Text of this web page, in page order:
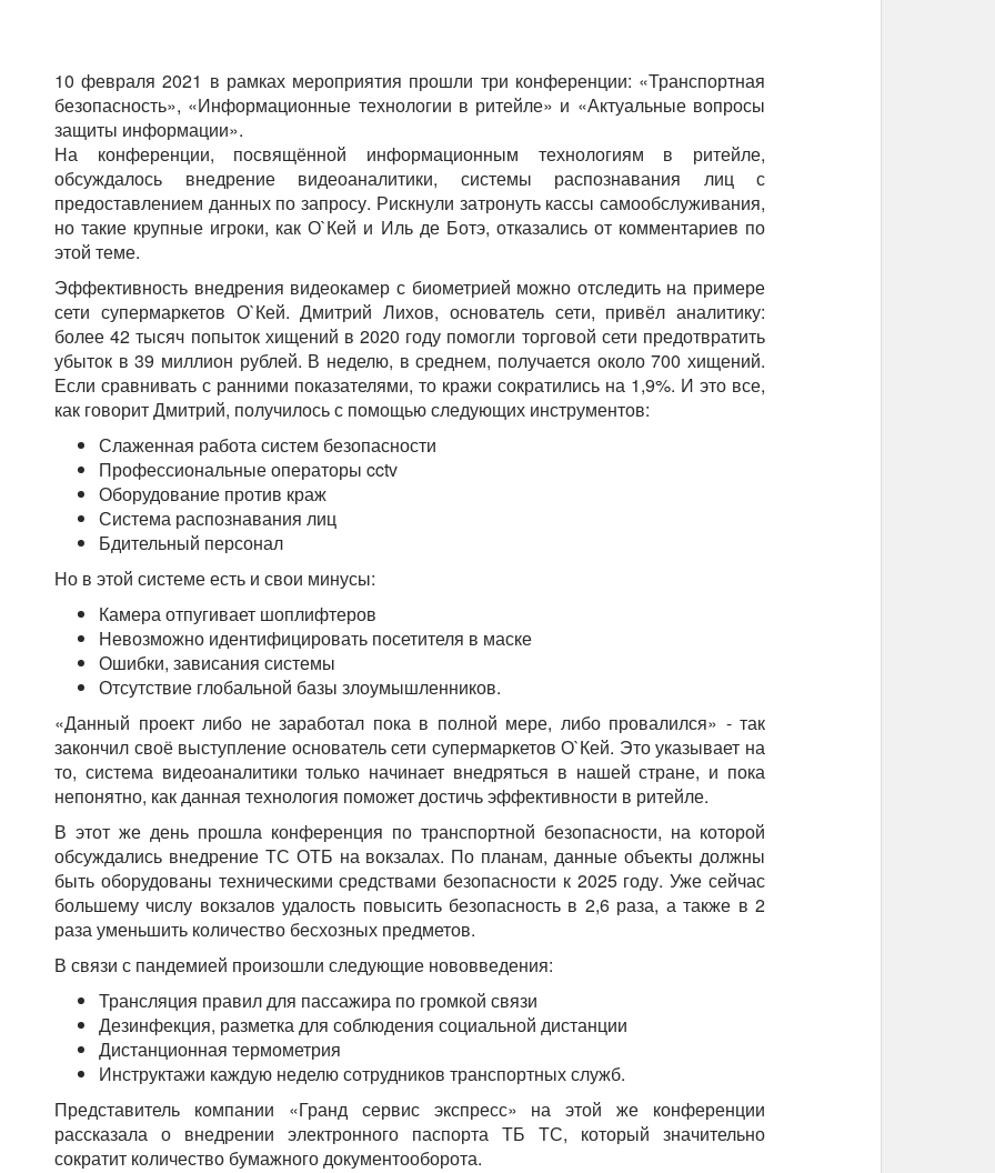
10 февраля 2021 в рамках мероприятия прошли три конференции: «Транспортная
безопасность», «Информационные технологии в ритейле» и «Актуальные вопросы
защиты информации».
На конференции, посвящённой информационным технологиям в ритейле,
обсуждалось внедрение видеоаналитики, системы распознавания лиц с
предоставлением данных по запросу. Рискнули затронуть кассы самообслуживания,
но такие крупные игроки, как О`Кей и Иль де Ботэ, отказались от комментариев по
этой теме.
Эффективность внедрения видеокамер с биометрией можно отследить на примере
сети супермаркетов О`Кей. Дмитрий Лихов, основатель сети, привёл аналитику:
более 42 тысяч попыток хищений в 2020 году помогли торговой сети предотвратить
убыток в 39 миллион рублей. В неделю, в среднем, получается около 700 хищений.
Если сравнивать с ранними показателями, то кражи сократились на 1,9%. И это все,
как говорит Дмитрий, получилось с помощью следующих инструментов:
Слаженная работа систем безопасности
Профессиональные операторы cctv
Оборудование против краж
Система распознавания лиц
Бдительный персонал
Но в этой системе есть и свои минусы:
Камера отпугивает шоплифтеров
Невозможно идентифицировать посетителя в маске
Ошибки, зависания системы
Отсутствие глобальной базы злоумышленников.
«Данный проект либо не заработал пока в полной мере, либо провалился» - так
закончил своё выступление основатель сети супермаркетов О`Кей. Это указывает на
то, система видеоаналитики только начинает внедряться в нашей стране, и пока
непонятно, как данная технология поможет достичь эффективности в ритейле.
В этот же день прошла конференция по транспортной безопасности, на которой
обсуждались внедрение ТС ОТБ на вокзалах. По планам, данные объекты должны
быть оборудованы техническими средствами безопасности к 2025 году. Уже сейчас
большему числу вокзалов удалость повысить безопасность в 2,6 раза, а также в 2
раза уменьшить количество бесхозных предметов.
В связи с пандемией произошли следующие нововведения:
Трансляция правил для пассажира по громкой связи
Дезинфекция, разметка для соблюдения социальной дистанции
Дистанционная термометрия
Инструктажи каждую неделю сотрудников транспортных служб.
Представитель компании «Гранд сервис экспресс» на этой же конференции
рассказала о внедрении электронного паспорта ТБ ТС, который значительно
сократит количество бумажного документооборота.